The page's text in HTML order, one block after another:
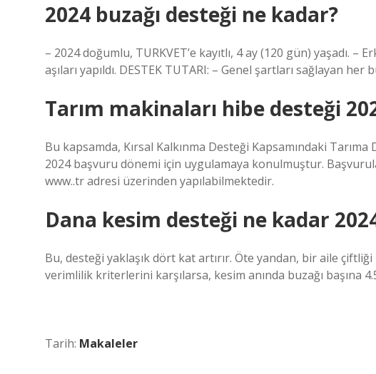
2024 buzağı desteği ne kadar?
– 2024 doğumlu, TURKVET’e kayıtlı, 4 ay (120 gün) yaşadı.
aşıları yapıldı. DESTEK TUTARI: – Genel şartları sağlayan
Tarım makinaları hibe desteği
Bu kapsamda, Kırsal Kalkınma Desteği Kapsamındaki
2024 başvuru dönemi için uygulamaya konulmuştur.
www..tr adresi üzerinden yapılabilmektedir.
Dana kesim desteği ne kadar
Bu, desteği yaklaşık dört kat artırır. Öte yandan, bir aile
verimlilik kriterlerini karşılarsa, kesim anında buzağı başına
Tarih: Makaleler